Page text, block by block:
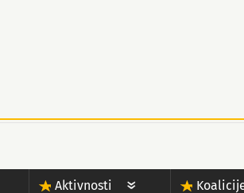
Aktivnosti